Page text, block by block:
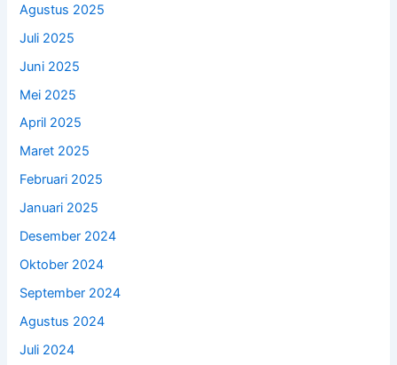
Agustus 2025
Juli 2025
Juni 2025
Mei 2025
April 2025
Maret 2025
Februari 2025
Januari 2025
Desember 2024
Oktober 2024
September 2024
Agustus 2024
Juli 2024